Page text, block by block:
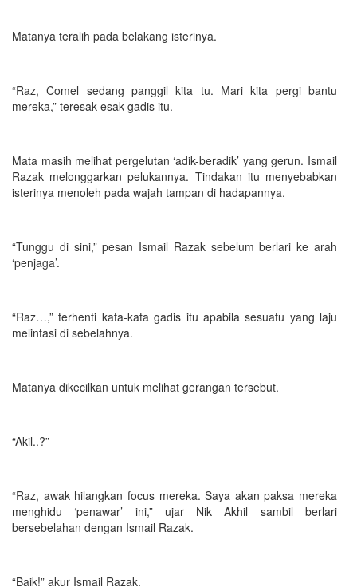
Matanya teralih pada belakang isterinya.
“Raz, Comel sedang panggil kita tu. Mari kita pergi bantu
mereka,” teresak-esak gadis itu.
Mata masih melihat pergelutan ‘adik-beradik’ yang gerun. Ismail
Razak melonggarkan pelukannya. Tindakan itu menyebabkan
isterinya menoleh pada wajah tampan di hadapannya.
“Tunggu di sini,” pesan Ismail Razak sebelum berlari ke arah
‘penjaga’.
“Raz…,” terhenti kata-kata gadis itu apabila sesuatu yang laju
melintasi di sebelahnya.
Matanya dikecilkan untuk melihat gerangan tersebut.
“Akil..?”
“Raz, awak hilangkan focus mereka. Saya akan paksa mereka
menghidu ‘penawar’ ini,” ujar Nik Akhil sambil berlari
bersebelahan dengan Ismail Razak.
“Baik!” akur Ismail Razak.